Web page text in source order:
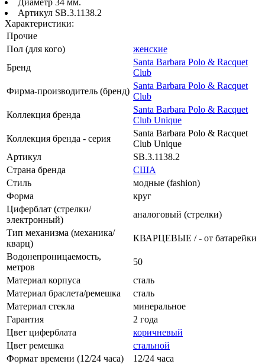
Артикул SB.3.1138.2
Характеристики:
Прочие
Пол (для кого)
женские
Бренд
Santa Barbara Polo & Racquet
Club
Фирма-производитель (бренд)
Santa Barbara Polo & Racquet
Club
Коллекция бренда
Santa Barbara Polo & Racquet
Club Unique
Коллекция бренда - серия
Santa Barbara Polo & Racquet
Club Unique
Артикул
SB.3.1138.2
Страна бренда
США
Стиль
модные (fashion)
Форма
круг
Циферблат (стрелки/
электронный)
аналоговый (стрелки)
Тип механизма (механика/
кварц)
КВАРЦЕВЫЕ / - от батарейки
Водонепроницаемость,
метров
50
Материал корпуса
сталь
Материал браслета/ремешка
сталь
Материал стекла
минеральное
Гарантия
2 года
Цвет циферблата
коричневый
Цвет ремешка
стальной
Формат времени (12/24 часа)
12/24 часа